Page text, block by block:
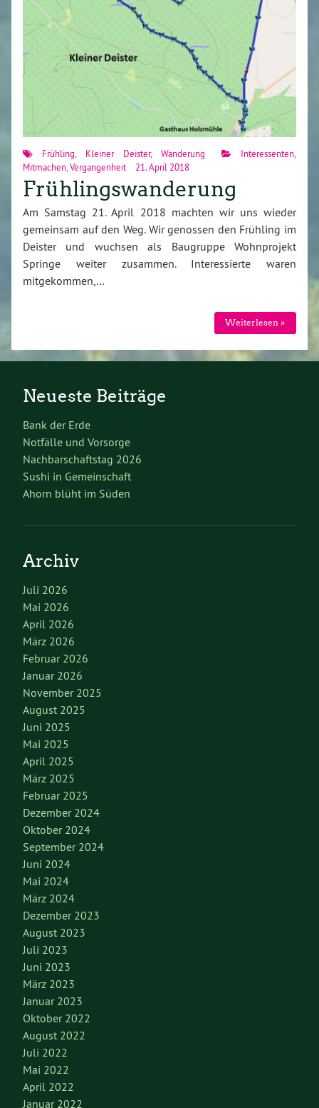
Frühling, Kleiner Deister, Wanderung Interessenten,
Mitmachen,Vergangenheit 21. April 2018
Frühlingswanderung
Am Samstag 21. April 2018 machten wir uns wieder
gemeinsam auf den Weg. Wir genossen den Frühling im
Deister und wuchsen als Baugruppe Wohnprojekt
Springe weiter zusammen. Interessierte waren
mitgekommen,…
Weiterlesen »
Neueste Beiträge
Bank der Erde
Notfälle und Vorsorge
Nachbarschaftstag 2026
Sushi in Gemeinschaft
Ahorn blüht im Süden
Archiv
Juli 2026
Mai 2026
April 2026
März 2026
Februar 2026
Januar 2026
November 2025
August 2025
Juni 2025
Mai 2025
April 2025
März 2025
Februar 2025
Dezember 2024
Oktober 2024
September 2024
Juni 2024
Mai 2024
März 2024
Dezember 2023
August 2023
Juli 2023
Juni 2023
März 2023
Januar 2023
Oktober 2022
August 2022
Juli 2022
Mai 2022
April 2022
Januar 2022